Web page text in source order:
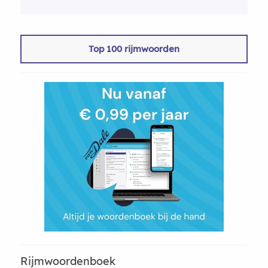
Top 100 rijmwoorden
Rijmwoordenboek